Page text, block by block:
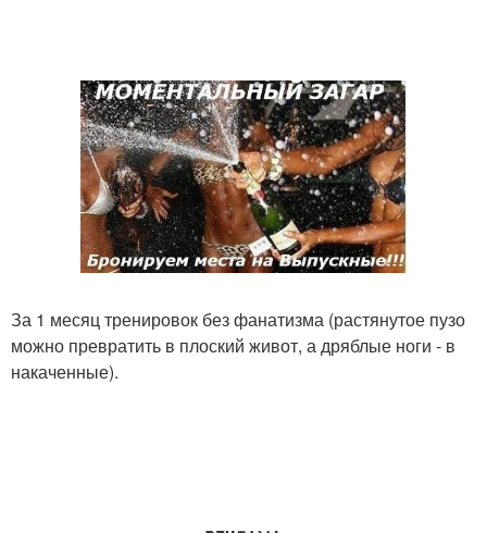
За 1 месяц тренировок без фанатизма (растянутое пузо
можно превратить в плоский живот, а дряблые ноги - в
накаченные).